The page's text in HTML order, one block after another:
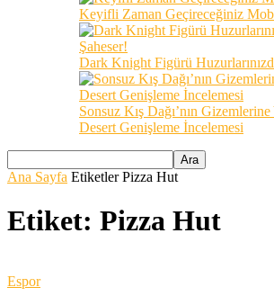
Keyifli Zaman Geçireceğiniz
Dark Knight Figürü
Sonsuz Kış Dağı’nın
Desert Genişleme İncelemesi
Ana Sayfa Etiketler Pizza Hut
Etiket: Pizza Hut
Espor